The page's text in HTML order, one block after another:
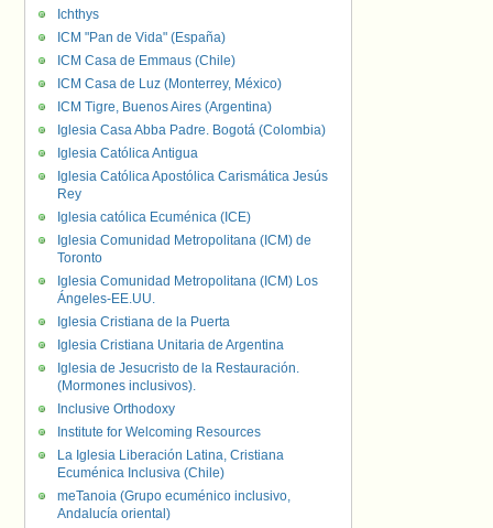
Ichthys
ICM "Pan de Vida" (España)
ICM Casa de Emmaus (Chile)
ICM Casa de Luz (Monterrey, México)
ICM Tigre, Buenos Aires (Argentina)
Iglesia Casa Abba Padre. Bogotá (Colombia)
Iglesia Católica Antigua
Iglesia Católica Apostólica Carismática Jesús
Rey
Iglesia católica Ecuménica (ICE)
Iglesia Comunidad Metropolitana (ICM) de
Toronto
Iglesia Comunidad Metropolitana (ICM) Los
Ángeles-EE.UU.
Iglesia Cristiana de la Puerta
Iglesia Cristiana Unitaria de Argentina
Iglesia de Jesucristo de la Restauración.
(Mormones inclusivos).
Inclusive Orthodoxy
Institute for Welcoming Resources
La Iglesia Liberación Latina, Cristiana
Ecuménica Inclusiva (Chile)
meTanoia (Grupo ecuménico inclusivo,
Andalucía oriental)